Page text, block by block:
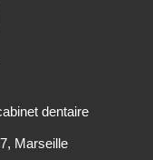
dentaire
Marseille